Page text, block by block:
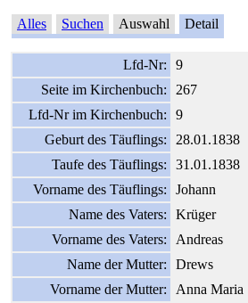
Alles Suchen Auswahl Detail
Lfd-Nr:
9
Seite im Kirchenbuch:
267
Lfd-Nr im Kirchenbuch:
9
Geburt des Täuflings:
28.01.1838
Taufe des Täuflings:
31.01.1838
Vorname des Täuflings:
Johann
Name des Vaters:
Krüger
Vorname des Vaters:
Andreas
Name der Mutter:
Drews
Vorname der Mutter:
Anna Maria